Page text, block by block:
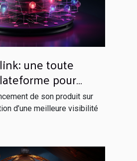
une toute
pour
de son produit sur
d’une meilleure visibilité